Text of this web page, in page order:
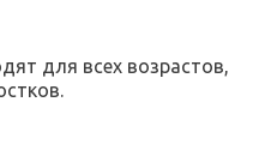
для всех возрастов,